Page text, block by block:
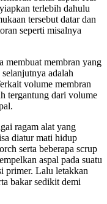
terlebih dahulu
tersebut datar dan
seperti misalnya
membuat membran yang
adalah
volume membran
tergantung dari volume
ragam alat yang
diatur mati hidup
serta beberapa scrup
aspal pada suatu
primer. Lalu letakkan
bakar sedikit demi